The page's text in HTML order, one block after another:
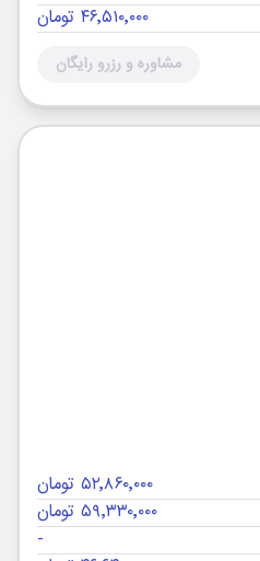
۴۶٬۵۱۰٬۰۰۰ تومان
مشاوره و رزرو رایگان
۵۲٬۸۶۰٬۰۰۰ تومان
۵۹٬۳۳۰٬۰۰۰ تومان
-